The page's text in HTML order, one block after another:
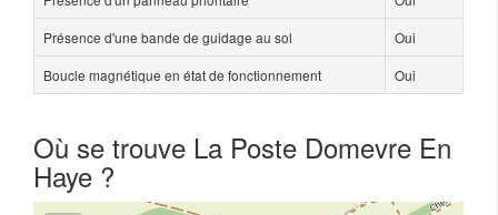
Présence d'une bande de guidage au sol
Oui
Boucle magnétique en état de fonctionnement
Oui
Où se trouve La Poste Domevre En
Haye ?